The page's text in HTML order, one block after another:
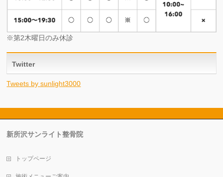
※第2木曜日のみ休診
Twitter
Tweets by sunlight3000
新所沢サンライト整骨院
トップページ